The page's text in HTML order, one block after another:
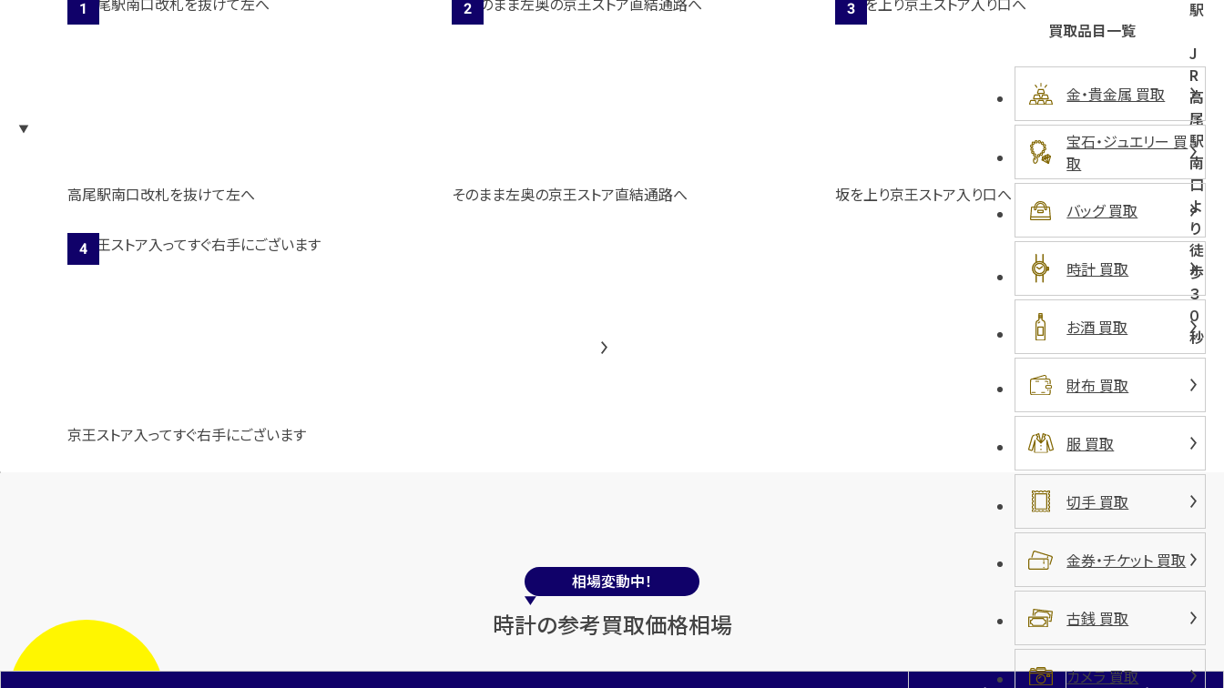
駅
J
R
高
尾
駅
南
口
よ
り
徒
歩
３
０
秒
高尾駅南口改札を抜けて左へ そのまま左奥の京王ストア直結通路へ 坂を上り京王ストア入り口へ
京王ストア入ってすぐ右手にございます
相場変動中！
時計の参考買取価格相場
買取品目一覧
金・貴金属 買取
宝石・ジュエリー 買
取
バッグ 買取
時計 買取
お酒 買取
財布 買取
服 買取
切手 買取
金券・チケット 買取
古銭 買取
カメラ 買取